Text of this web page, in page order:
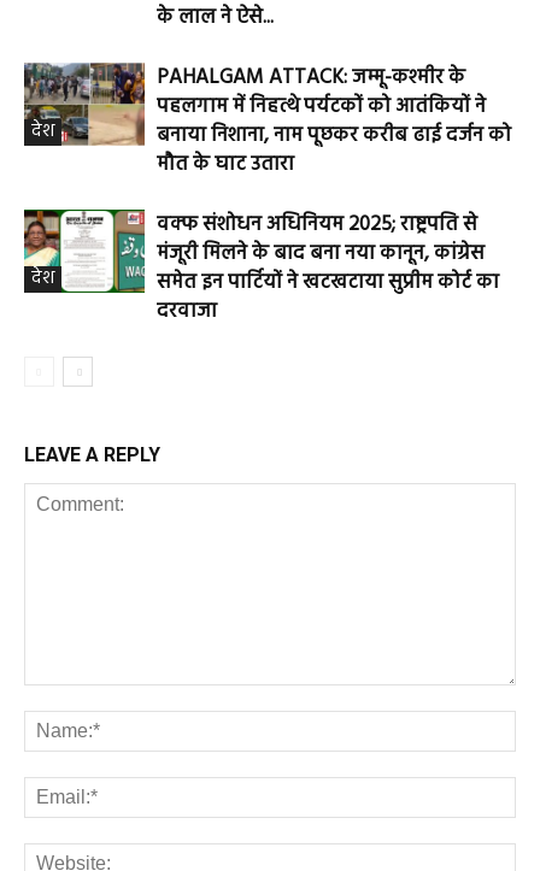
के लाल ने ऐसे...
देश
PAHALGAM ATTACK: जम्मू-कश्मीर के
पहलगाम में निहत्थे पर्यटकों को आतंकियों ने
बनाया निशाना, नाम पूछकर करीब ढाई दर्जन को
मौत के घाट उतारा
देश
वक्फ संशोधन अधिनियम 2025; राष्ट्रपति से
मंजूरी मिलने के बाद बना नया कानून, कांग्रेस
समेत इन पार्टियों ने खटखटाया सुप्रीम कोर्ट का
दरवाजा
LEAVE A REPLY